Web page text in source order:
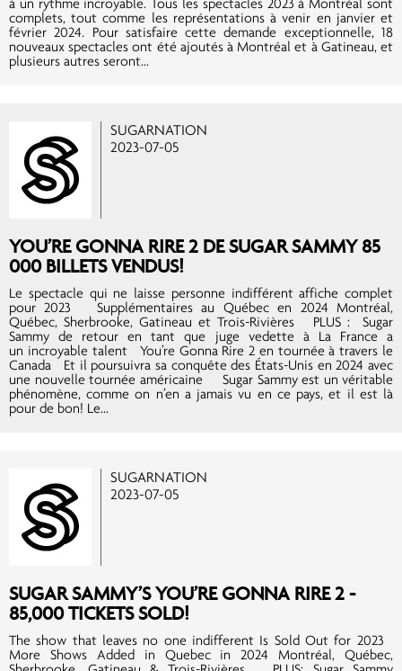
complets, tout comme les représentations à venir en janvier et
février 2024. Pour satisfaire cette demande exceptionnelle, 18
nouveaux spectacles ont été ajoutés à Montréal et à Gatineau, et
plusieurs autres seront...
SUGARNATION
2023-07-05
YOU’RE GONNA RIRE 2 DE SUGAR SAMMY 85
000 BILLETS VENDUS!
Le spectacle qui ne laisse personne indifférent affiche complet
pour 2023 Supplémentaires au Québec en 2024 Montréal,
Québec, Sherbrooke, Gatineau et Trois-Rivières PLUS : Sugar
Sammy de retour en tant que juge vedette à La France a
un incroyable talent You’re Gonna Rire 2 en tournée à travers le
Canada Et il poursuivra sa conquête des États-Unis en 2024 avec
une nouvelle tournée américaine Sugar Sammy est un véritable
phénomène, comme on n’en a jamais vu en ce pays, et il est là
pour de bon! Le...
SUGARNATION
2023-07-05
SUGAR SAMMY’S YOU’RE GONNA RIRE 2 -
85,000 TICKETS SOLD!
The show that leaves no one indifferent Is Sold Out for 2023
More Shows Added in Quebec in 2024 Montréal, Québec,